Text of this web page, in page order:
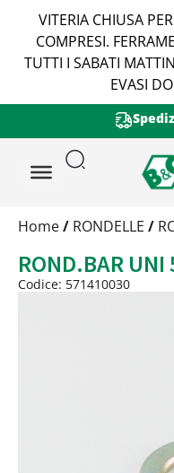
VITERIA CHIUSA
COMPRESI.
TUTTI I SABATI
EVASI
Trattamento
Peso
Quantità
Home/ RONDELLE /
ROND.BAR UNI
Codice: 571410030